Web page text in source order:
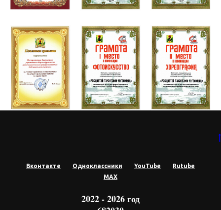
Вконтакте Одноклассники YouTube
Rutube
МАХ
2022 - 2026 год